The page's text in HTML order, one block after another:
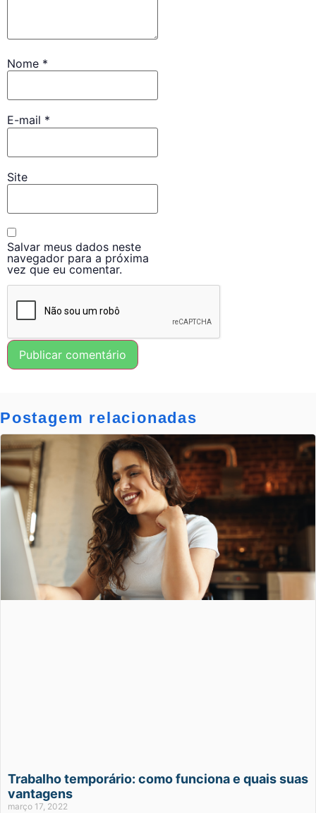
Nome *
E-mail *
Site
Salvar meus dados neste
navegador para a próxima
vez que eu comentar.
Postagem relacionadas
Trabalho temporário: como funciona e quais suas
vantagens
março 17, 2022